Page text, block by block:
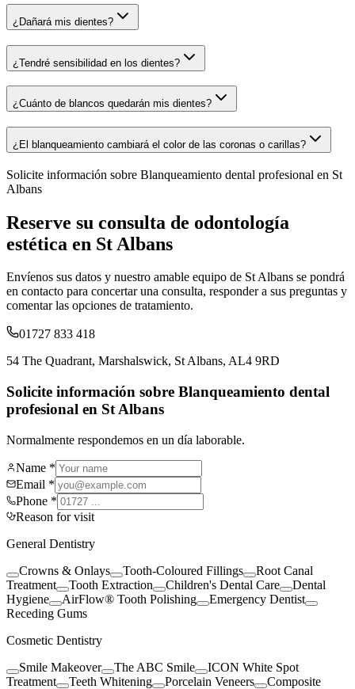
¿Dañará mis dientes?
¿Tendré sensibilidad en los dientes?
¿Cuánto de blancos quedarán mis dientes?
¿El blanqueamiento cambiará el color de las coronas o carillas?
Solicite información sobre Blanqueamiento dental profesional en St
Albans
Reserve su consulta de odontología
estética en St Albans
Envíenos sus datos y nuestro amable equipo de St Albans se pondrá
en contacto para concertar una consulta, responder a sus preguntas y
comentar las opciones de tratamiento.
01727 833 418
54 The Quadrant, Marshalswick, St Albans, AL4 9RD
Solicite información sobre Blanqueamiento dental
profesional en St Albans
Normalmente respondemos en un día laborable.
Name *
Email *
Phone *
Reason for visit
General Dentistry
Crowns & Onlays
Tooth-Coloured Fillings
Root Canal
Treatment
Tooth Extraction Children's Dental Care
Dental
Hygiene
AirFlow® Tooth Polishing
Emergency Dentist
Receding Gums
Cosmetic Dentistry
Smile Makeover
The ABC Smile
ICON White Spot
Treatment
Teeth Whitening Porcelain Veneers
Composite